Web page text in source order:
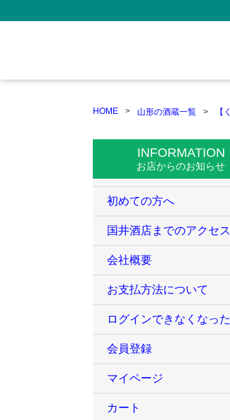
HOME 山形の酒蔵一覧 【
INFORMATION
お店からのお知らせ
初めての方へ
国井酒店までのアクセス
会社概要
お支払方法について
ログインできなくなっ
会員登録
マイページ
カート